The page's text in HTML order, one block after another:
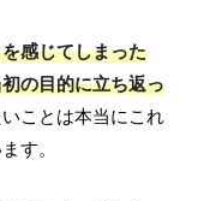
感じてしまった
の目的に立ち返っ
ことは本当にこれ
す。